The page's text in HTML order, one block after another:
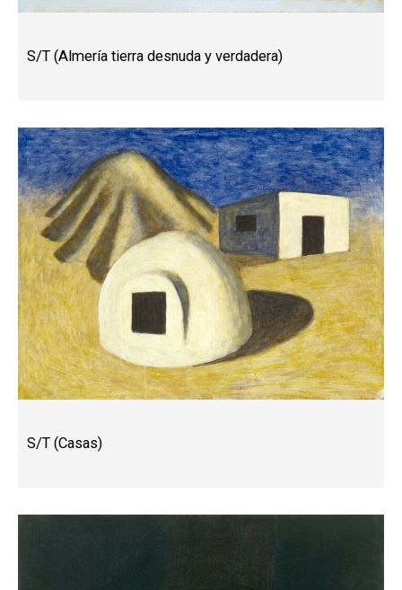
S/T (Almería tierra desnuda y verdadera)
S/T (Casas)